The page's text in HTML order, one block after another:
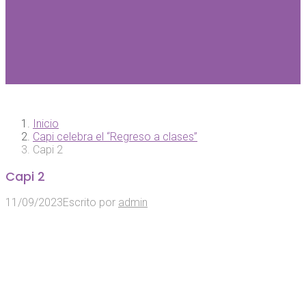
Inicio
Capi celebra el “Regreso a clases”
Capi 2
Capi 2
11/09/2023Escrito por admin